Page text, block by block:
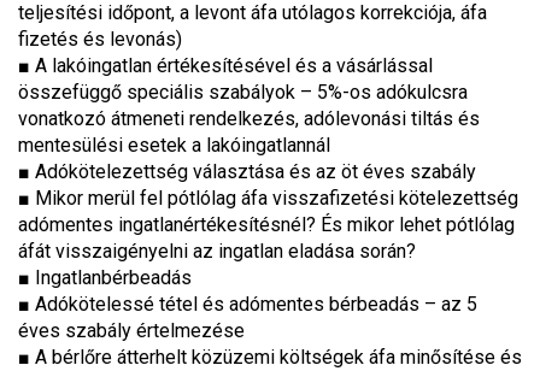
teljesítési időpont, a levont áfa utólagos korrekciója, áfa
fizetés és levonás)
■ A lakóingatlan értékesítésével és a vásárlással
összefüggő speciális szabályok – 5%-os adókulcsra
vonatkozó átmeneti rendelkezés, adólevonási tiltás és
mentesülési esetek a lakóingatlannál
■ Adókötelezettség választása és az öt éves szabály
■ Mikor merül fel pótlólag áfa visszafizetési kötelezettség
adómentes ingatlanértékesítésnél? És mikor lehet pótlólag
áfát visszaigényelni az ingatlan eladása során?
■ Ingatlanbérbeadás
■ Adókötelessé tétel és adómentes bérbeadás – az 5
éves szabály értelmezése
■ A bérlőre átterhelt közüzemi költségek áfa minősítése és